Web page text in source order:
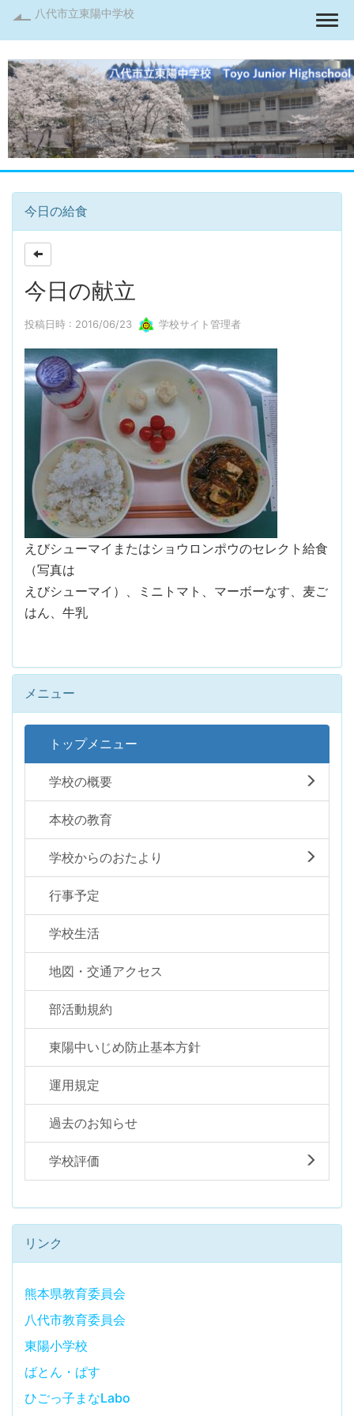
八代市立東陽中学校
今日の給食
今日の献立
投稿日時 : 2016/06/23 学校サイト管理者
えびシューマイまたはショウロンポウのセレクト給食
（写真は
えびシューマイ）、ミニトマト、マーボーなす、麦ご
はん、牛乳
メニュー
トップメニュー
学校の概要
本校の教育
学校からのおたより
行事予定
学校生活
地図・交通アクセス
部活動規約
東陽中いじめ防止基本方針
運用規定
過去のお知らせ
学校評価
リンク
熊本県教育委員会
八代市教育委員会
東陽小学校
ばとん・ぱす
ひごっ子まなLabo